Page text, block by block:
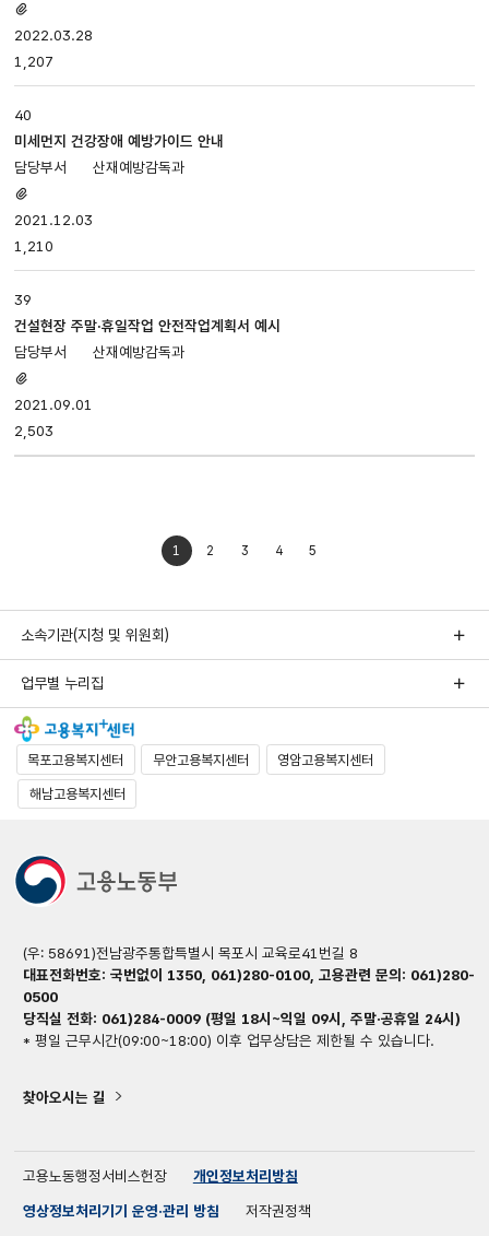
있음
2022.03.28
1,207
40
미세먼지 건강장애 예방가이드 안내
산재예방감독과
있음
2021.12.03
1,210
39
건설현장 주말·휴일작업 안전작업계획서 예시
산재예방감독과
있음
2021.09.01
2,503
1 2 3 4 5
소속기관(지청 및 위원회)
업무별 누리집
목포고용복지센터 무안고용복지센터 영암고용복지센터
해남고용복지센터
(우: 58691)전남광주통합특별시 목포시 교육로41번길 8
대표전화번호: 국번없이 1350, 061)280-0100, 고용관련 문의: 061)280-
0500
당직실 전화: 061)284-0009 (평일 18시~익일 09시, 주말·공휴일 24시)
* 평일 근무시간(09:00~18:00) 이후 업무상담은 제한될 수 있습니다.
찾아오시는 길
고용노동행정서비스헌장
개인정보처리방침
영상정보처리기기 운영·관리 방침
저작권정책